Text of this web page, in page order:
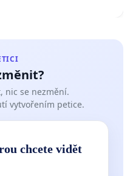
nic se nezmění.
vytvořením petice.
chcete vidět